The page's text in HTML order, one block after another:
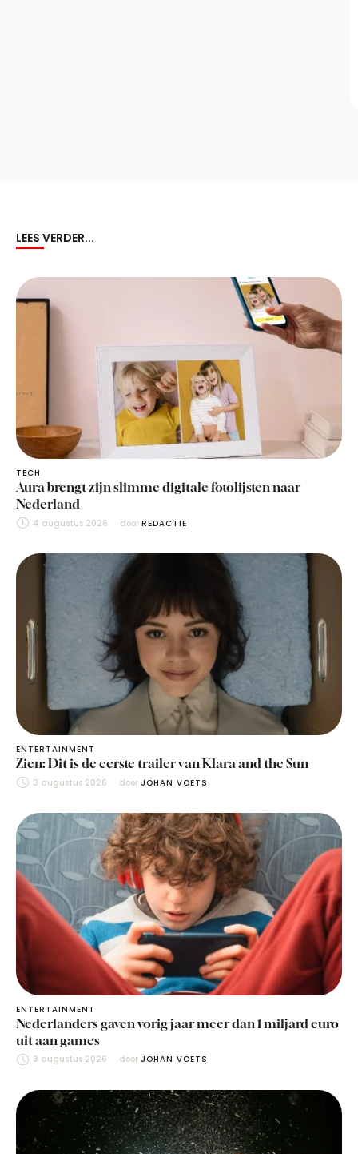
LEES VERDER...
TECH
Aura brengt zijn slimme digitale fotolijsten naar
Nederland
4 augustus 2026 door REDACTIE
ENTERTAINMENT
Zien: Dit is de eerste trailer van Klara and the Sun
3 augustus 2026 door JOHAN VOETS
ENTERTAINMENT
Nederlanders gaven vorig jaar meer dan 1 miljard euro
uit aan games
3 augustus 2026 door JOHAN VOETS